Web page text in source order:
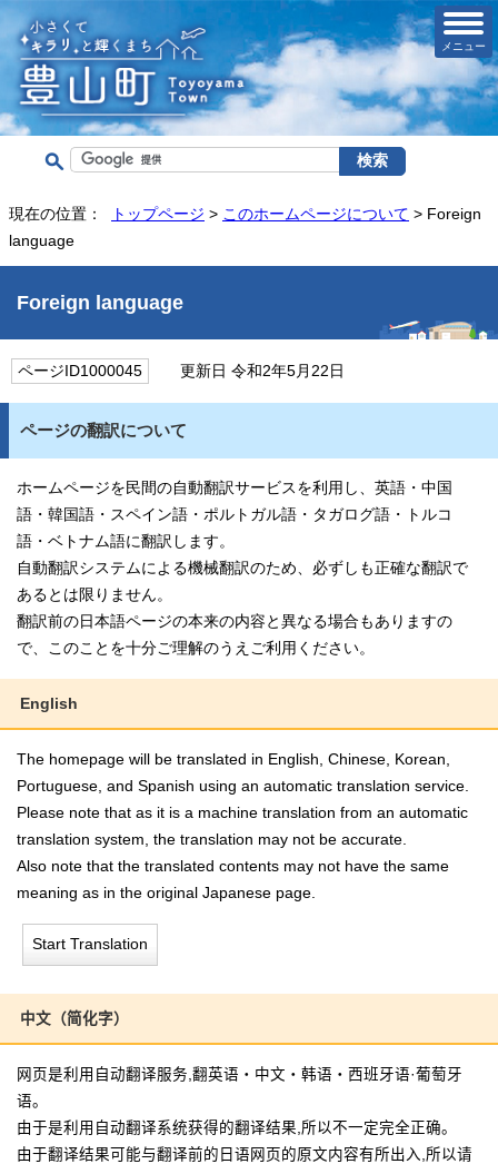
メニュー
現在の位置： トップページ > このホームページについて > Foreign
language
Foreign language
ページID1000045 更新日 令和2年5月22日
ページの翻訳について
ホームページを民間の自動翻訳サービスを利用し、英語・中国
語・韓国語・スペイン語・ポルトガル語・タガログ語・トルコ
語・ベトナム語に翻訳します。
自動翻訳システムによる機械翻訳のため、必ずしも正確な翻訳で
あるとは限りません。
翻訳前の日本語ページの本来の内容と異なる場合もありますの
で、このことを十分ご理解のうえご利用ください。
English
The homepage will be translated in English, Chinese, Korean,
Portuguese, and Spanish using an automatic translation service.
Please note that as it is a machine translation from an automatic
translation system, the translation may not be accurate.
Also note that the translated contents may not have the same
meaning as in the original Japanese page.
Start Translation
中文（简化字）
网页是利用自动翻译服务,翻英语・中文・韩语・西班牙语·葡萄牙
语。
由于是利用自动翻译系统获得的翻译结果,所以不一定完全正确。
由于翻译结果可能与翻译前的日语网页的原文内容有所出入,所以请